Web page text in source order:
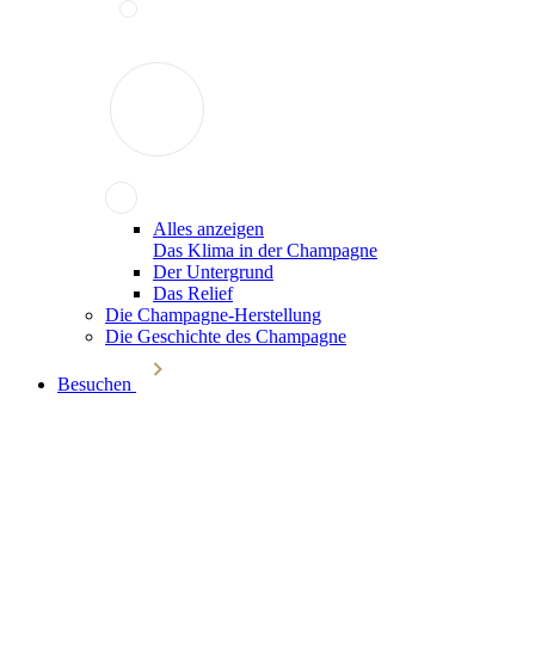
Alles anzeigen
Das Klima in der Champagne
Der Untergrund
Das Relief
Die Champagne-Herstellung
Die Geschichte des Champagne
Besuchen